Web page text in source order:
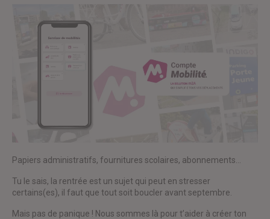
Papiers administratifs, fournitures scolaires, abonnements…
Tu le sais, la rentrée est un sujet qui peut en stresser
certains(es), il faut que tout soit boucler avant septembre.
Mais pas de panique ! Nous sommes là pour t’aider à créer ton